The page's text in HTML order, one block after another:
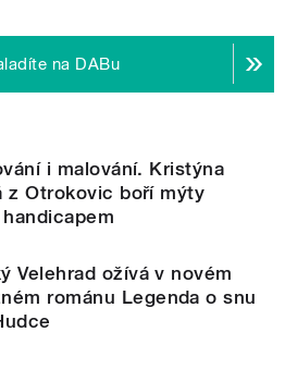
na DABu
i malování. Kristýna
z Otrokovic boří mýty
Velehrad ožívá v novém
románu Legenda o snu